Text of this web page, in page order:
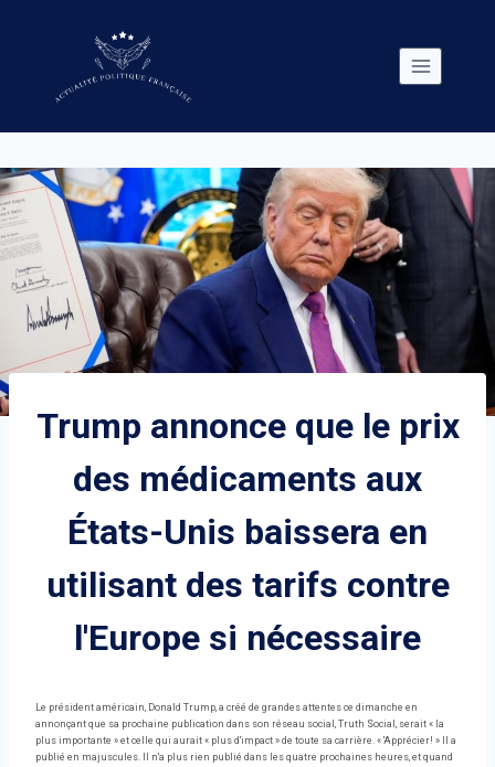
Trump annonce que le prix
des médicaments aux
États-Unis baissera en
utilisant des tarifs contre
l'Europe si nécessaire
Le président américain, Donald Trump, a créé de grandes attentes ce dimanche en
annonçant que sa prochaine publication dans son réseau social, Truth Social, serait « la
plus importante » et celle qui aurait « plus d'impact » de toute sa carrière. « 'Apprécier! » Il a
publié en majuscules. Il n'a plus rien publié dans les quatre prochaines heures, et quand